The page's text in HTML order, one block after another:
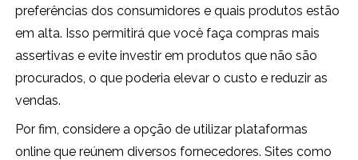
preferências dos consumidores e quais produtos estão
em alta. Isso permitirá que você faça compras mais
assertivas e evite investir em produtos que não são
procurados, o que poderia elevar o custo e reduzir as
vendas.
Por fim, considere a opção de utilizar plataformas
online que reúnem diversos fornecedores. Sites como